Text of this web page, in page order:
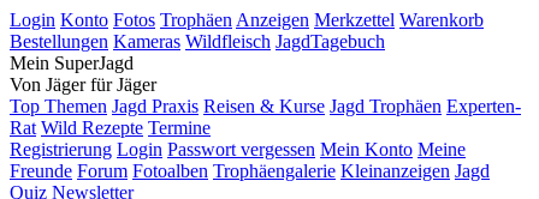
Login Konto Fotos Trophäen Anzeigen Merkzettel Warenkorb
Bestellungen Kameras Wildfleisch JagdTagebuch
Mein SuperJagd
Von Jäger für Jäger
Top Themen Jagd Praxis Reisen & Kurse Jagd Trophäen Experten-
Rat Wild Rezepte Termine
Registrierung Login Passwort vergessen Mein Konto Meine
Freunde Forum Fotoalben Trophäengalerie Kleinanzeigen Jagd
Quiz Newsletter